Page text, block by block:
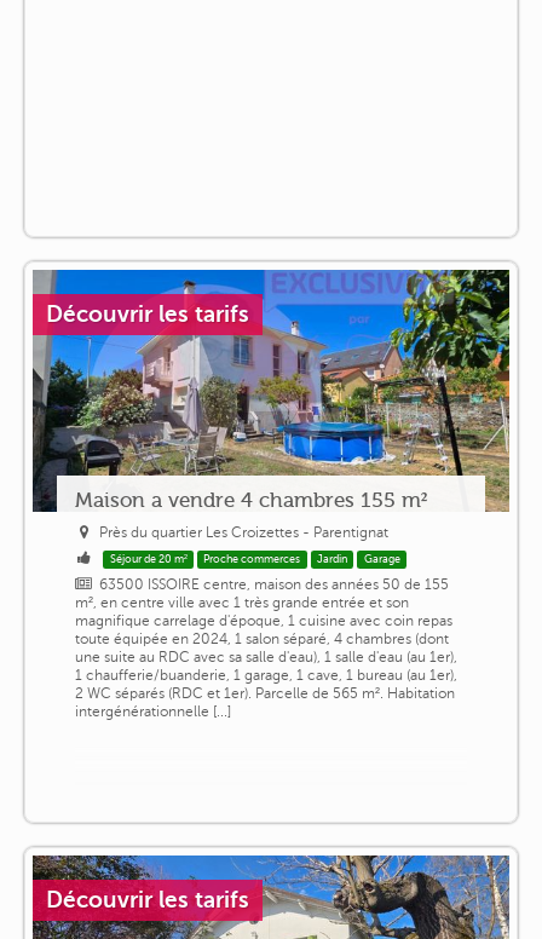
Découvrir les tarifs
Maison a vendre 4 chambres 155 m²
Près du quartier Les Croizettes - Parentignat
Séjour de 20 m² Proche commerces Jardin Garage
63500 ISSOIRE centre, maison des années 50 de 155
m², en centre ville avec 1 très grande entrée et son
magnifique carrelage d'époque, 1 cuisine avec coin repas
toute équipée en 2024, 1 salon séparé, 4 chambres (dont
une suite au RDC avec sa salle d'eau), 1 salle d'eau (au 1er),
1 chaufferie/buanderie, 1 garage, 1 cave, 1 bureau (au 1er),
2 WC séparés (RDC et 1er). Parcelle de 565 m². Habitation
intergénérationnelle [...]
Découvrir les tarifs